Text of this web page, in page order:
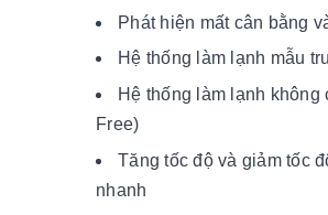
Phát hiện mất cân bằng
Hệ thống làm lạnh mẫu
Hệ thống làm lạnh
Free)
Tăng tốc độ và giảm tốc
nhanh